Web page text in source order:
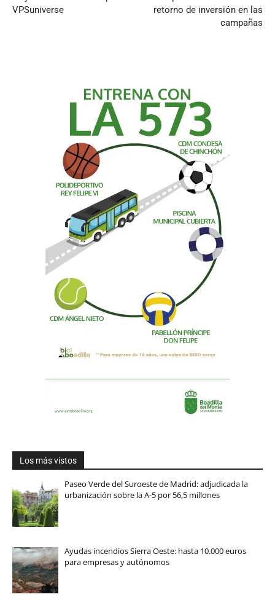
VPSuniverse
retorno de inversión en las
campañas
Los más vistos
Paseo Verde del Suroeste de Madrid: adjudicada la
urbanización sobre la A-5 por 56,5 millones
Ayudas incendios Sierra Oeste: hasta 10.000 euros
para empresas y autónomos